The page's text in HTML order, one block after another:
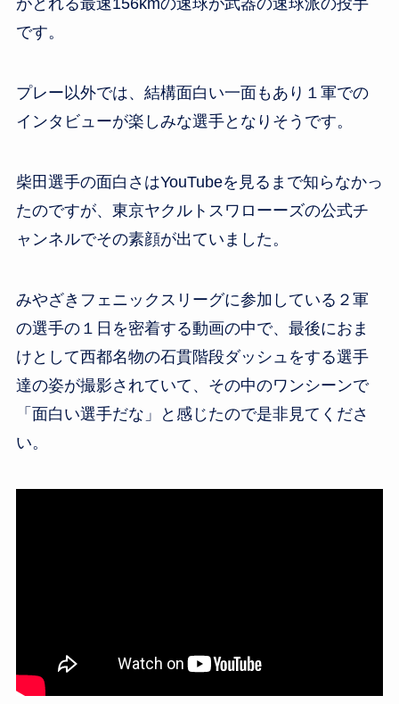
がとれる最速156kmの速球が武器の速球派の投手
です。
プレー以外では、結構面白い一面もあり１軍での
インタビューが楽しみな選手となりそうです。
柴田選手の面白さはYouTubeを見るまで知らなかっ
たのですが、東京ヤクルトスワローーズの公式チ
ャンネルでその素顔が出ていました。
みやざきフェニックスリーグに参加している２軍
の選手の１日を密着する動画の中で、最後におま
けとして西都名物の石貫階段ダッシュをする選手
達の姿が撮影されていて、その中のワンシーンで
「面白い選手だな」と感じたので是非見てくださ
い。